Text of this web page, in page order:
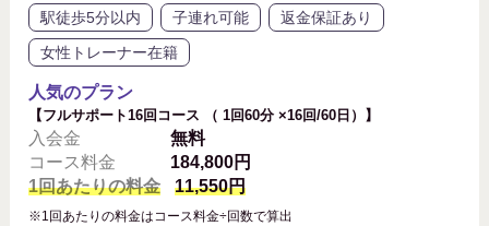
駅徒歩5分以内
子連れ可能
返金保証あり
女性トレーナー在籍
人気のプラン
【フルサポート16回コース （ 1回60分 ×16回/60日）】
入会金
無料
コース料金
184,800円
1回あたりの料金
11,550円
※1回あたりの料金はコース料金÷回数で算出